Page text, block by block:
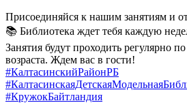
Присоединяйся к нашим занятиям и
📚 Библиотека ждет тебя каждую
Занятия будут проходить регулярно
возраста. Ждем вас в гости!
#КалтасинскийРайонРБ
#КружокБайтландия